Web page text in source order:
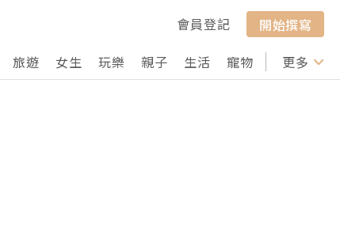
會員登記
開始撰寫
旅遊 女生 玩樂 親子 生活 寵物 行山 打卡
更多